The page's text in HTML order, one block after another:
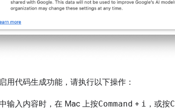
用代码生成功能，请执行以下操作：
输入内容时，在 Mac 上按Command + i ，或按